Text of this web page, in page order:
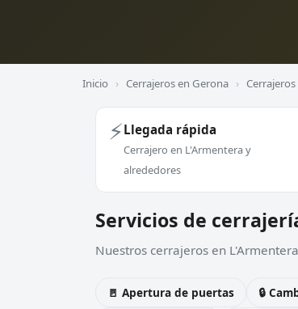
Inicio › Cerrajeros en Gerona ›
⚡Llegada rápida
Cerrajero en L'Armentera y
alrededores
Servicios de
Nuestros cerrajeros en
🚪 Apertura de puertas 🔒